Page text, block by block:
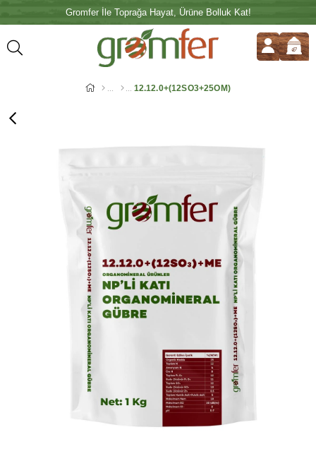
Gromfer İle Toprağa Hayat, Ürüne Bolluk Kat!
12.12.0+(12SO3+25OM)